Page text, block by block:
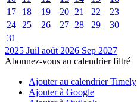
17
18 19 20 21 22
23
24
25 26 27 28 29
30
31
2025 Juil août 2026 Sep 2027
Abonnez-vous au calendrier filtré
Ajouter au calendrier Timely
Ajouter à Google